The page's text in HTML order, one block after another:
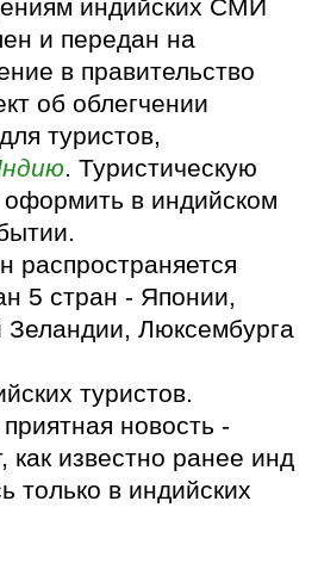
индийских СМИ
и передан на
в правительство
об облегчении
туристов,
. Туристическую
в индийском
распространяется
5 стран - Японии,
Зеландии, Люксембурга
туристов.
новость -
как известно ранее инд
только в индийских